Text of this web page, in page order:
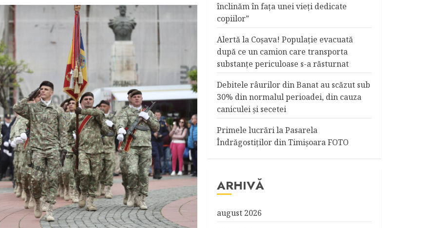
înclinăm în fața unei vieți dedicate
copiilor”
Alertă la Coşava! Populaţie evacuată
după ce un camion care transporta
substanţe periculoase s-a răsturnat
Debitele râurilor din Banat au scăzut sub
30% din normalul perioadei, din cauza
caniculei şi secetei
Primele lucrări la Pasarela
Îndrăgostiţilor din Timişoara FOTO
ARHIVĂ
august 2026